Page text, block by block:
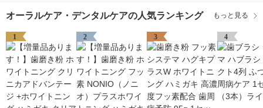
オーラルケア・デンタルケアの人気ランキング もっと見る
1 2 3 4